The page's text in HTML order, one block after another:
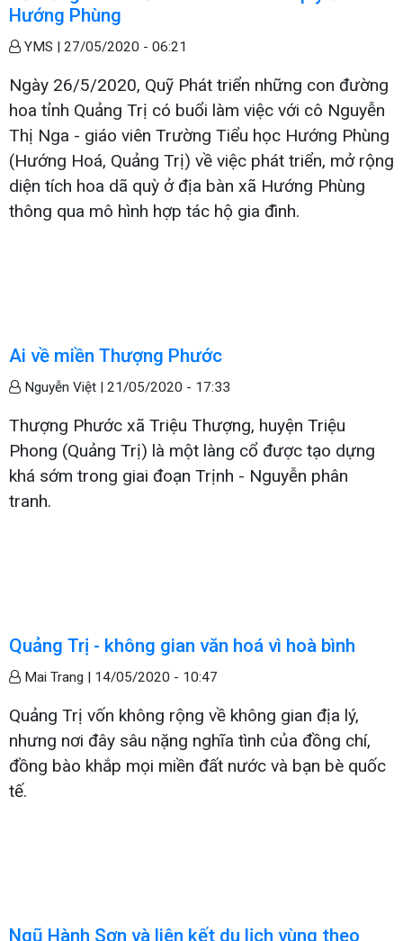
Hướng Phùng
YMS | 27/05/2020 - 06:21
Ngày 26/5/2020, Quỹ Phát triển những con đường
hoa tỉnh Quảng Trị có buổi làm việc với cô Nguyễn
Thị Nga - giáo viên Trường Tiểu học Hướng Phùng
(Hướng Hoá, Quảng Trị) về việc phát triển, mở rộng
diện tích hoa dã quỳ ở địa bàn xã Hướng Phùng
thông qua mô hình hợp tác hộ gia đình.
Ai về miền Thượng Phước
Nguyễn Việt | 21/05/2020 - 17:33
Thượng Phước xã Triệu Thượng, huyện Triệu
Phong (Quảng Trị) là một làng cổ được tạo dựng
khá sớm trong giai đoạn Trịnh - Nguyễn phân
tranh.
Quảng Trị - không gian văn hoá vì hoà bình
Mai Trang | 14/05/2020 - 10:47
Quảng Trị vốn không rộng về không gian địa lý,
nhưng nơi đây sâu nặng nghĩa tình của đồng chí,
đồng bào khắp mọi miền đất nước và bạn bè quốc
tế.
Ngũ Hành Sơn và liên kết du lịch vùng theo